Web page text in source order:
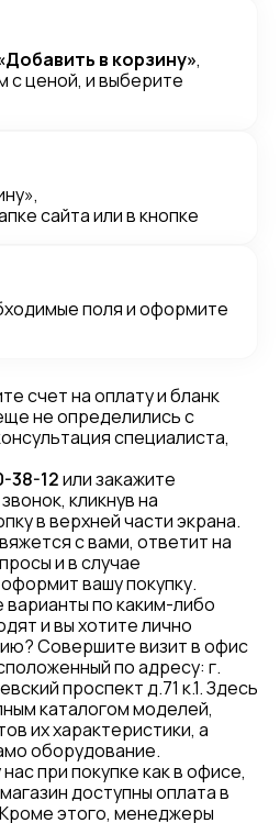
в корзину»,
ценой, и выберите
сайта или в кнопке
поля и оформите
счет на оплату и бланк
не определились с
специалиста,
38-12или закажите
кликнув на
в верхней части экрана.
с вами, ответит на
и в случае
вашу покупку.
по каким-либо
и вы хотите лично
Совершите визит в офис
по адресу: г.
проспект д.71 к.1. Здесь
каталогом моделей,
их характеристики, а
оборудование.
при покупке как в офисе,
доступны оплата в
этого, менеджеры